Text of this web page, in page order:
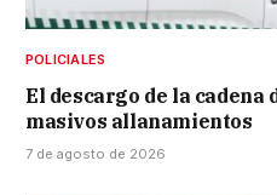
POLICIALES
El descargo de la cadena
masivos allanamientos
7 de agosto de 2026